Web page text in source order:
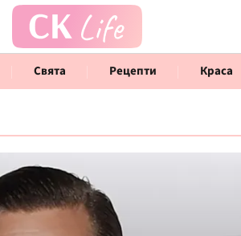
Свята Рецепти Краса
Говорять інфлюенсери